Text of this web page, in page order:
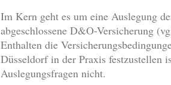
Im Kern geht es um eine Auslegung
abgeschlossene D&O-Versicherung
Enthalten die
Düsseldorf in der Praxis festzustellen
Auslegungsfragen nicht.